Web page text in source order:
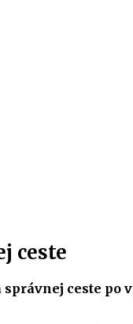
ceste
správnej ceste